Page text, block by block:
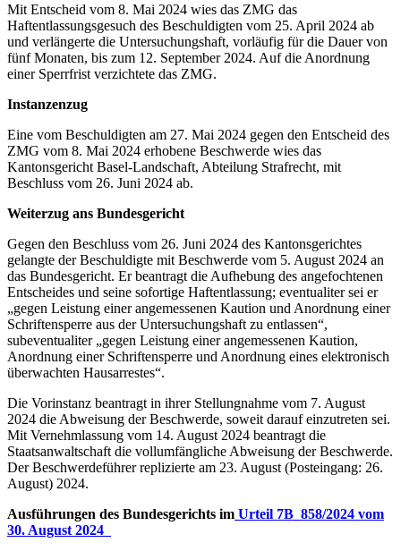
Mit Entscheid vom 8. Mai 2024 wies das ZMG das
Haftentlassungsgesuch des Beschuldigten vom 25. April 2024 ab
und verlängerte die Untersuchungshaft, vorläufig für die Dauer von
fünf Monaten, bis zum 12. September 2024. Auf die Anordnung
einer Sperrfrist verzichtete das ZMG.
Instanzenzug
Eine vom Beschuldigten am 27. Mai 2024 gegen den Entscheid des
ZMG vom 8. Mai 2024 erhobene Beschwerde wies das
Kantonsgericht Basel-Landschaft, Abteilung Strafrecht, mit
Beschluss vom 26. Juni 2024 ab.
Weiterzug ans Bundesgericht
Gegen den Beschluss vom 26. Juni 2024 des Kantonsgerichtes
gelangte der Beschuldigte mit Beschwerde vom 5. August 2024 an
das Bundesgericht. Er beantragt die Aufhebung des angefochtenen
Entscheides und seine sofortige Haftentlassung; eventualiter sei er
„gegen Leistung einer angemessenen Kaution und Anordnung einer
Schriftensperre aus der Untersuchungshaft zu entlassen“,
subeventualiter „gegen Leistung einer angemessenen Kaution,
Anordnung einer Schriftensperre und Anordnung eines elektronisch
überwachten Hausarrestes“.
Die Vorinstanz beantragt in ihrer Stellungnahme vom 7. August
2024 die Abweisung der Beschwerde, soweit darauf einzutreten sei.
Mit Vernehmlassung vom 14. August 2024 beantragt die
Staatsanwaltschaft die vollumfängliche Abweisung der Beschwerde.
Der Beschwerdeführer replizierte am 23. August (Posteingang: 26.
August) 2024.
Ausführungen des Bundesgerichts im Urteil 7B_858/2024 vom
30. August 2024